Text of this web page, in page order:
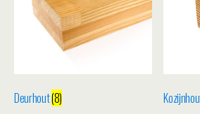
Deurhout(8)